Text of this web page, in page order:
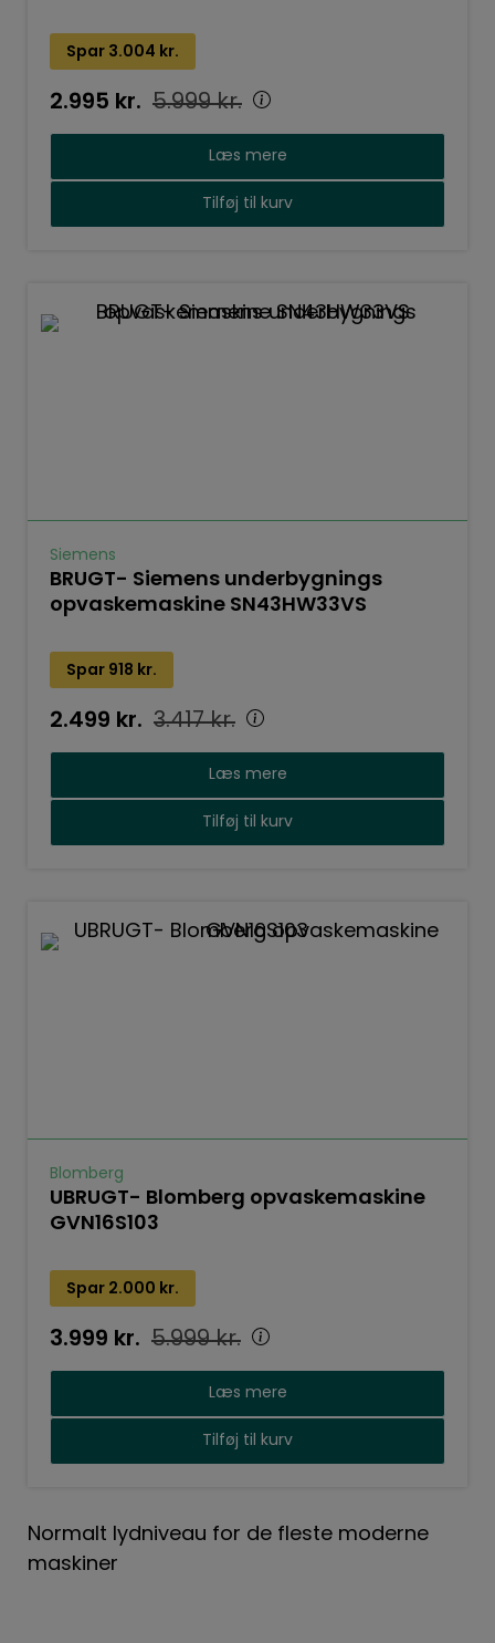
Spar 3.004 kr.
5.999kr.
2.995 kr.
Læs mere
Tilføj til kurv
Siemens
BRUGT- Siemens underbygnings
opvaskemaskine SN43HW33VS
Spar 918 kr.
3.417kr.
2.499 kr.
Læs mere
Tilføj til kurv
Blomberg
UBRUGT- Blomberg opvaskemaskine
GVN16S103
Spar 2.000 kr.
5.999kr.
3.999 kr.
Læs mere
Tilføj til kurv
Normalt lydniveau for de fleste moderne
maskiner